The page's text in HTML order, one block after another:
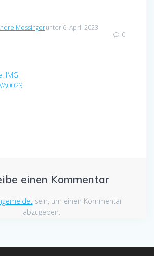
Messingerunter 6. April 2023
0
Vorheriger
Beitrag:
IMG-
einen Kommentar
sein, um einen Kommentar
abzugeben.